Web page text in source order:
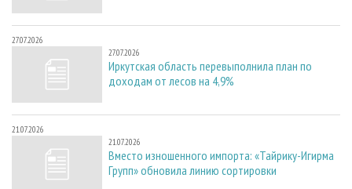
27.07.2026
27.07.2026
Иркутская область перевыполнила план по
доходам от лесов на 4,9%
21.07.2026
21.07.2026
Вместо изношенного импорта: «Тайрику-Игирма
Групп» обновила линию сортировки